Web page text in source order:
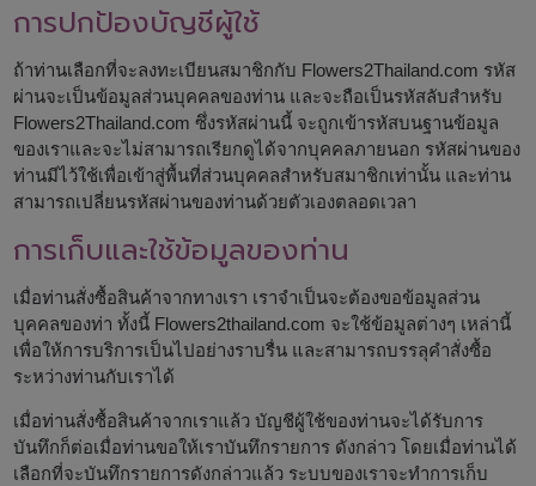
การปกป้องบัญชีผู้ใช้
ถ้าท่านเลือกที่จะลงทะเบียนสมาชิกกับ Flowers2Thailand.com รหัส
ผ่านจะเป็นข้อมูลส่วนบุคคลของท่าน และจะถือเป็นรหัสลับสำหรับ
Flowers2Thailand.com ซึ่งรหัสผ่านนี้ จะถูกเข้ารหัสบนฐานข้อมูล
ของเราและจะไม่สามารถเรียกดูได้จากบุคคลภายนอก รหัสผ่านของ
ท่านมีไว้ใช้เพื่อเข้าสู่พื้นที่ส่วนบุคคลสำหรับสมาชิกเท่านั้น และท่าน
สามารถเปลี่ยนรหัสผ่านของท่านด้วยตัวเองตลอดเวลา
การเก็บและใช้ข้อมูลของท่าน
เมื่อท่านสั่งซื้อสินค้าจากทางเรา เราจำเป็นจะต้องขอข้อมูลส่วน
บุคคลของท่า ทั้งนี้ Flowers2thailand.com จะใช้ข้อมูลต่างๆ เหล่านี้
เพื่อให้การบริการเป็นไปอย่างราบรื่น และสามารถบรรลุคำสั่งซื้อ
ระหว่างท่านกับเราได้
เมื่อท่านสั่งซื้อสินค้าจากเราแล้ว บัญชีผู้ใช้ของท่านจะได้รับการ
บันทึกก็ต่อเมื่อท่านขอให้เราบันทึกรายการ ดังกล่าว โดยเมื่อท่านได้
เลือกที่จะบันทึกรายการดังกล่าวแล้ว ระบบของเราจะทำการเก็บ